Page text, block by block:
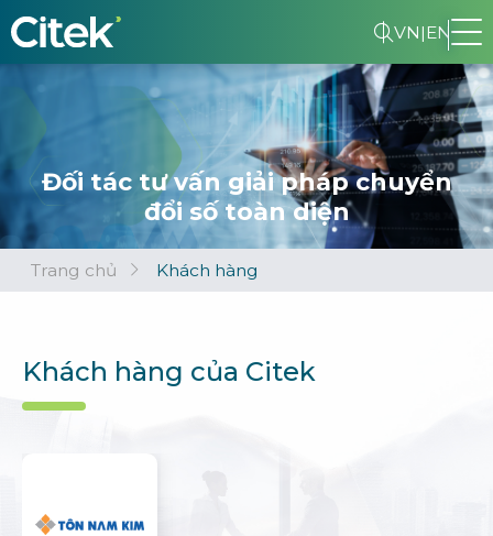
VN|EN
Đối tác tư vấn giải pháp chuyển
đổi số toàn diện
Trang chủ Khách hàng
Khách hàng của Citek